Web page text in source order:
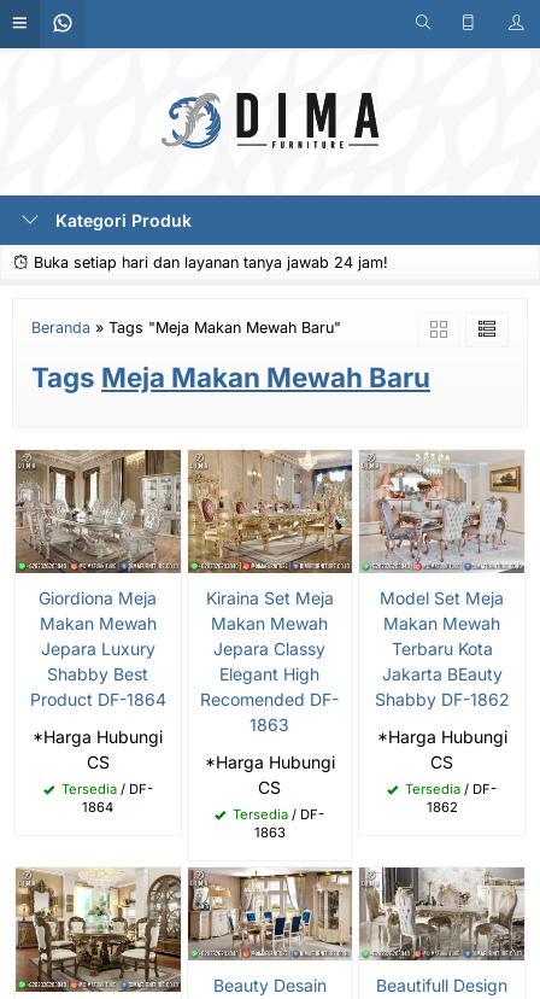
Kategori Produk
Buka setiap hari dan layanan tanya jawab 24 jam!
Beranda » Tags "Meja Makan Mewah Baru"
Tags Meja Makan Mewah Baru
Giordiona Meja
Makan Mewah
Jepara Luxury
Shabby Best
Product DF-1864
*Harga Hubungi
CS
Tersedia/ DF-
1864
Kiraina Set Meja
Makan Mewah
Jepara Classy
Elegant High
Recomended DF-
1863
*Harga Hubungi
CS
Tersedia / DF-
1863
Model Set Meja
Makan Mewah
Terbaru Kota
Jakarta BEauty
Shabby DF-1862
*Harga Hubungi
CS
Tersedia / DF-
1862
Beauty Desain
Beautifull Design